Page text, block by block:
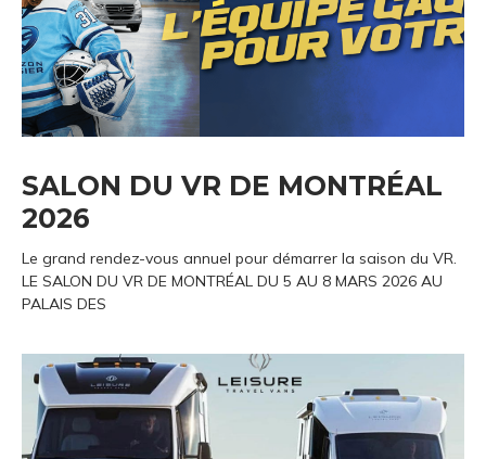
SALON DU VR DE MONTRÉAL
2026
Le grand rendez-vous annuel pour démarrer la saison du VR.
LE SALON DU VR DE MONTRÉAL DU 5 AU 8 MARS 2026 AU
PALAIS DES